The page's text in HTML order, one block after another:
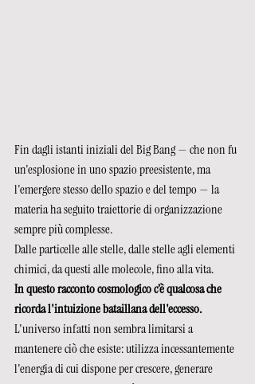
Fin dagli istanti iniziali del Big Bang — che non fu
un'esplosione in uno spazio preesistente, ma
l'emergere stesso dello spazio e del tempo — la
materia ha seguito traiettorie di organizzazione
sempre più complesse.
Dalle particelle alle stelle, dalle stelle agli elementi
chimici, da questi alle molecole, fino alla vita.
In questo racconto cosmologico c’è qualcosa che
ricorda l'intuizione bataillana dell'eccesso.
L'universo infatti non sembra limitarsi a
mantenere ciò che esiste: utilizza incessantemente
l'energia di cui dispone per crescere, generare